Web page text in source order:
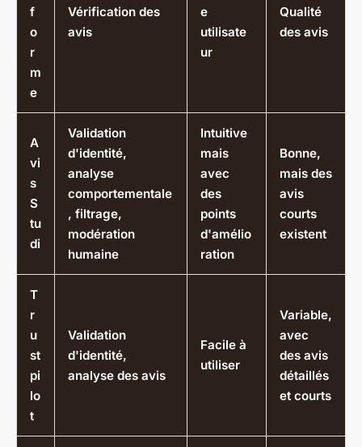
f
o
r
m
e
Vérification des
avis
e
utilisate
ur
Qualité
des avis
A
vi
s
S
tu
di
Validation
d'identité,
analyse
comportementale
, filtrage,
modération
humaine
Intuitive
mais
avec
des
points
d'amélio
ration
Bonne,
mais des
avis
courts
existent
T
r
u
st
pi
lo
t
Validation
d'identité,
analyse des avis
Facile à
utiliser
Variable,
avec
des avis
détaillés
et courts